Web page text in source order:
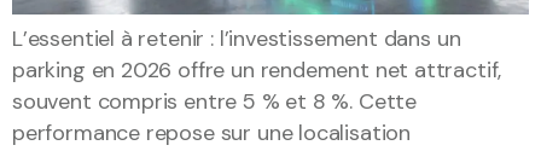
L’essentiel à retenir : l’investissement dans un
parking en 2026 offre un rendement net attractif,
souvent compris entre 5 % et 8 %. Cette
performance repose sur une localisation